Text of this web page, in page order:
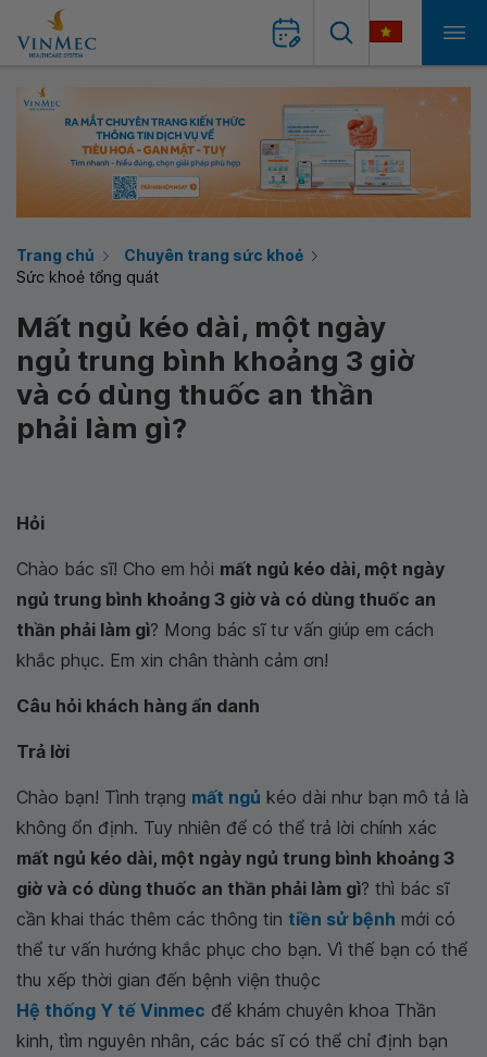
Trang chủ
Chuyên trang sức khoẻ
Sức khoẻ tổng quát
Mất ngủ kéo dài, một ngày
ngủ trung bình khoảng 3 giờ
và có dùng thuốc an thần
phải làm gì?
Hỏi
Chào bác sĩ! Cho em hỏi mất ngủ kéo dài, một ngày
ngủ trung bình khoảng 3 giờ và có dùng thuốc an
thần phải làm gì? Mong bác sĩ tư vấn giúp em cách
khắc phục. Em xin chân thành cảm ơn!
Câu hỏi khách hàng ẩn danh
Trả lời
Chào bạn! Tình trạng mất ngủ kéo dài như bạn mô tả là
không ổn định. Tuy nhiên để có thể trả lời chính xác
mất ngủ kéo dài, một ngày ngủ trung bình khoảng 3
giờ và có dùng thuốc an thần phải làm gì? thì bác sĩ
cần khai thác thêm các thông tin tiền sử bệnh mới có
thể tư vấn hướng khắc phục cho bạn. Vì thế bạn có thể
thu xếp thời gian đến bệnh viện thuộc
Hệ thống Y tế Vinmec để khám chuyên khoa Thần
kinh, tìm nguyên nhân, các bác sĩ có thể chỉ định bạn